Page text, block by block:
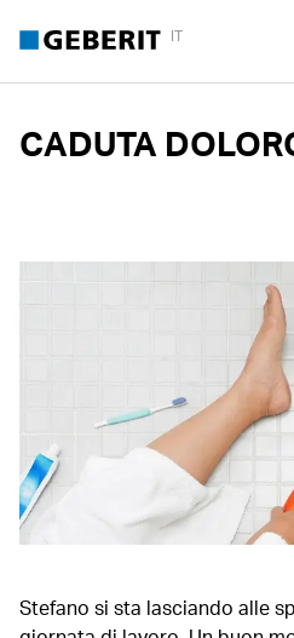
IT
CADUTA
Stefano si sta lasciando alle